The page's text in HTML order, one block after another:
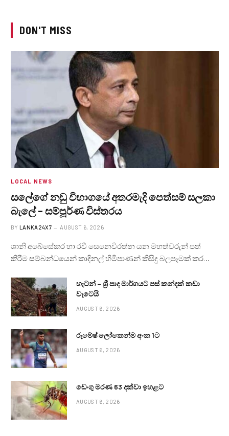
DON'T MISS
LOCAL NEWS
සලේගේ නඩු විභාගයේ අතරමැදි පෙත්සම් සලකා
බැලේ – සම්පූර්ණ විස්තරය
BY LANKA24X7 AUGUST 6, 2026
ශානි අබේසේකර හා රවී සෙනෙවිරත්න යන මහත්වරුන් පත්
කිරීම සම්බන්ධයෙන් කාදිනල් හිමිපාණන් කිසිදු බලපෑමක් කර…
හැටන් – ශ්‍රී පාද මාර්ගයට පස් කන්දක් කඩා
වැටෙයි
AUGUST 6, 2026
රුමේෂ් ලෝකෙන්ම අංක 1ට
AUGUST 6, 2026
ඩෙංගු මරණ 63 දක්වා ඉහළට
AUGUST 6, 2026